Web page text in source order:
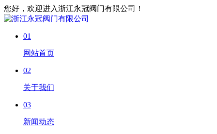
您好，欢迎进入浙江永冠阀门有限公司！
01
网站首页
02
关于我们
03
新闻动态